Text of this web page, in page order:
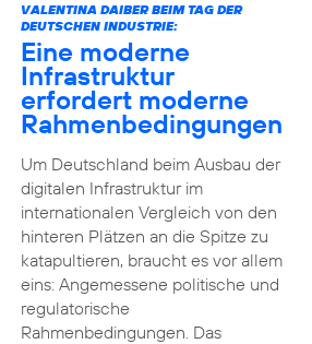
VALENTINA DAIBER BEIM TAG DER
DEUTSCHEN INDUSTRIE:
Eine moderne
Infrastruktur
erfordert moderne
Rahmenbedingungen
Um Deutschland beim Ausbau der
digitalen Infrastruktur im
internationalen Vergleich von den
hinteren Plätzen an die Spitze zu
katapultieren, braucht es vor allem
eins: Angemessene politische und
regulatorische
Rahmenbedingungen. Das